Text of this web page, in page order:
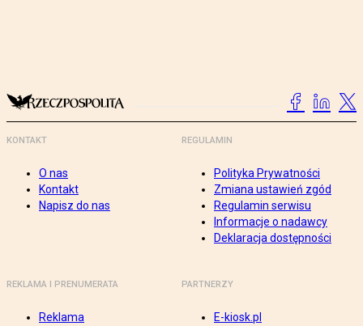
KONTAKT
O nas
Kontakt
Napisz do nas
REGULAMIN
Polityka Prywatności
Zmiana ustawień zgód
Regulamin serwisu
Informacje o nadawcy
Deklaracja dostępności
REKLAMA I PRENUMERATA
Reklama
PARTNERZY
E-kiosk.pl